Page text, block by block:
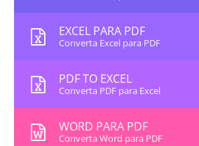
EXCEL PARA PDF
Converta Excel para PDF
PDF TO EXCEL
Converta PDF para Excel
WORD PARA PDF
Converta Word para PDF